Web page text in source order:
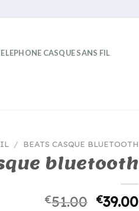
CASQUE SANS FIL
/ BEATS CASQUE BLUETOOTH
bluetooth
€51.00 €39.00